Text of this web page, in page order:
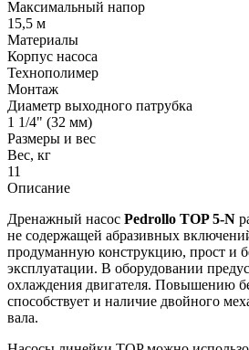
Максимальный напор
15,5 м
Материалы
Корпус насоса
Технополимер
Монтаж
Диаметр выходного патрубка
1 1/4" (32 мм)
Размеры и вес
Вес, кг
11
Описание
Дренажный насос Pedrollo TOP 5-N
не содержащей абразивных
продуманную конструкцию, прост и
эксплуатации. В оборудовании
охлаждения двигателя. Повышению
способствует и наличие двойного
вала.